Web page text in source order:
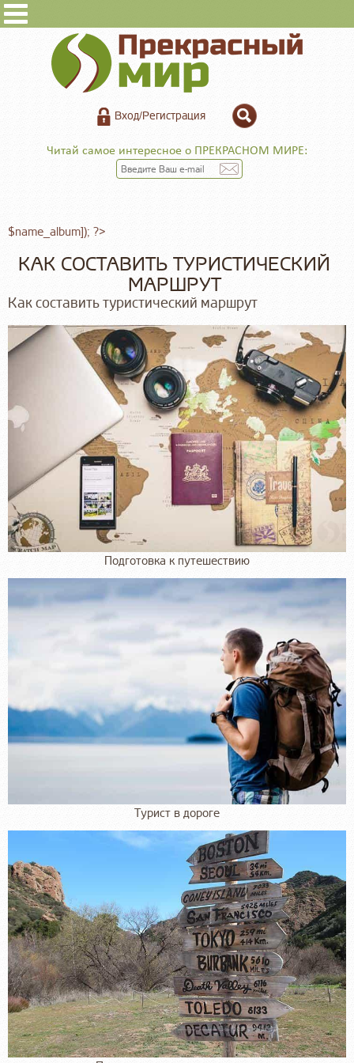
Вход/Регистрация
Читай самое интересное о ПРЕКРАСНОМ МИРЕ:
$name_album]); ?>
КАК СОСТАВИТЬ ТУРИСТИЧЕСКИЙ
МАРШРУТ
Как составить туристический маршрут
Подготовка к путешествию
Турист в дороге